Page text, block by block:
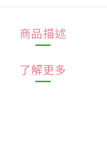
商品描述
了解更多